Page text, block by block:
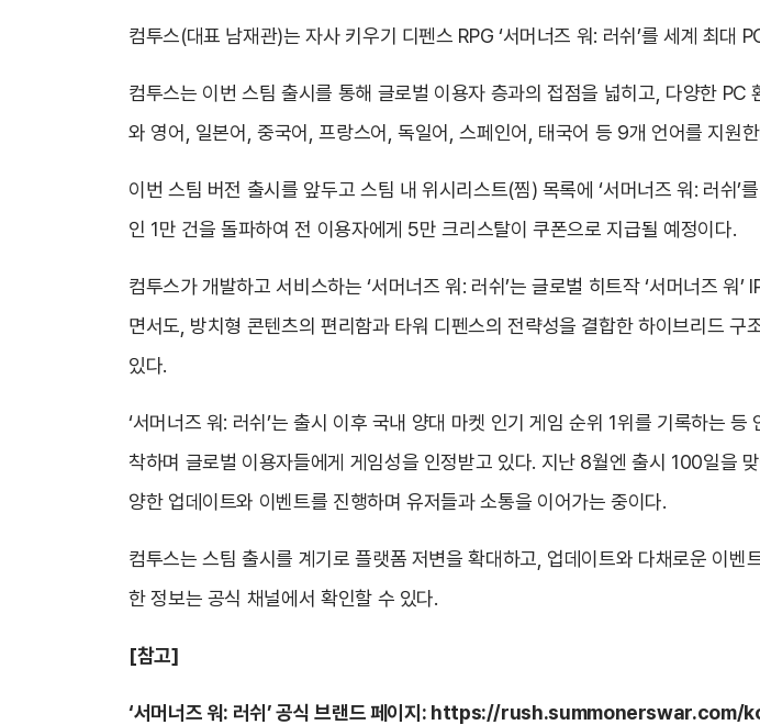
컴투스(대표 남재관)는 자사 키우기 디펜스 RPG ‘서머너즈 워: 러쉬’를 세계 최대
컴투스는 이번 스팀 출시를 통해 글로벌 이용자 층과의 접점을 넓히고, 다양한
와 영어, 일본어, 중국어, 프랑스어, 독일어, 스페인어, 태국어 등 9개 언어를 지원
이번 스팀 버전 출시를 앞두고 스팀 내 위시리스트(찜) 목록에 ‘서머너즈 워: 러쉬
인 1만 건을 돌파하여 전 이용자에게 5만 크리스탈이 쿠폰으로 지급될 예정이다.
컴투스가 개발하고 서비스하는 ‘서머너즈 워: 러쉬’는 글로벌 히트작 ‘서머너즈
면서도, 방치형 콘텐츠의 편리함과 타워 디펜스의 전략성을 결합한 하이브리드
있다.
‘서머너즈 워: 러쉬’는 출시 이후 국내 양대 마켓 인기 게임 순위 1위를 기록하는
착하며 글로벌 이용자들에게 게임성을 인정받고 있다. 지난 8월엔 출시 100일을
양한 업데이트와 이벤트를 진행하며 유저들과 소통을 이어가는 중이다.
컴투스는 스팀 출시를 계기로 플랫폼 저변을 확대하고, 업데이트와 다채로운 이
한 정보는 공식 채널에서 확인할 수 있다.
[참고]
‘서머너즈 워: 러쉬’ 공식 브랜드 페이지: https://rush.summonerswar.com/